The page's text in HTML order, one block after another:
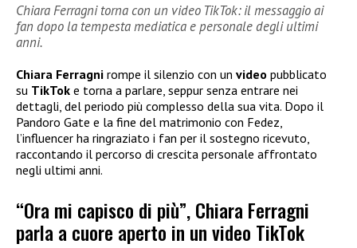
Chiara Ferragni torna con un video TikTok: il messaggio ai
fan dopo la tempesta mediatica e personale degli ultimi
anni.
Chiara Ferragni rompe il silenzio con un video pubblicato
su TikTok e torna a parlare, seppur senza entrare nei
dettagli, del periodo più complesso della sua vita. Dopo il
Pandoro Gate e la fine del matrimonio con Fedez,
l’influencer ha ringraziato i fan per il sostegno ricevuto,
raccontando il percorso di crescita personale affrontato
negli ultimi anni.
“Ora mi capisco di più”, Chiara Ferragni
parla a cuore aperto in un video TikTok